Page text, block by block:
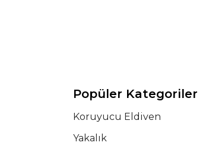
Popüler Kategoriler
Koruyucu Eldiven
Yakalık